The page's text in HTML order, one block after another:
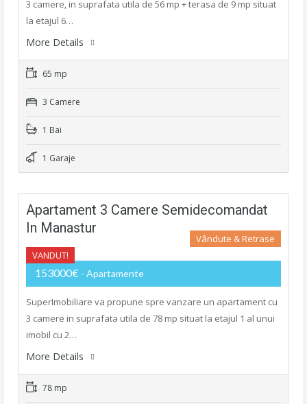
3 camere, in suprafata utila de 56 mp + terasa de 9 mp situat
la etajul 6…
More Details
65 mp
3 Camere
1 Bai
1 Garaje
Apartament 3 Camere Semidecomandat
In Manastur
VANDUT!
Vândute & Retrase
153000€ - Apartamente
SuperImobiliare va propune spre vanzare un apartament cu
3 camere in suprafata utila de 78 mp situat la etajul 1 al unui
imobil cu 2…
More Details
78 mp